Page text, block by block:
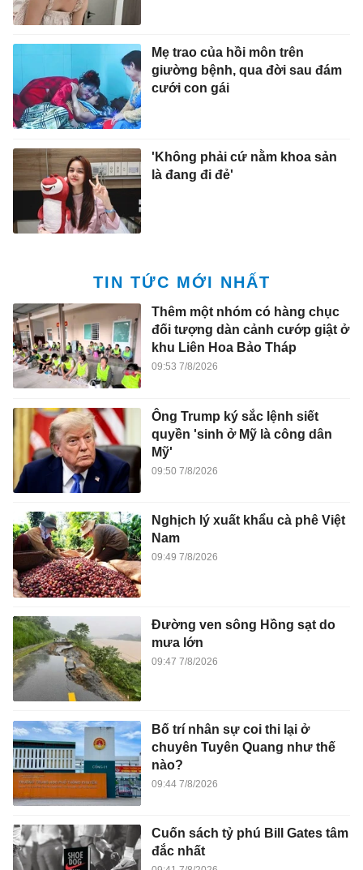
Mẹ trao của hồi môn trên
giường bệnh, qua đời sau đám
cưới con gái
'Không phải cứ nằm khoa sản
là đang đi đẻ'
TIN TỨC MỚI NHẤT
Thêm một nhóm có hàng chục
đối tượng dàn cảnh cướp giật ở
khu Liên Hoa Bảo Tháp
09:53 7/8/2026
Ông Trump ký sắc lệnh siết
quyền 'sinh ở Mỹ là công dân
Mỹ'
09:50 7/8/2026
Nghịch lý xuất khẩu cà phê Việt
Nam
09:49 7/8/2026
Đường ven sông Hồng sạt do
mưa lớn
09:47 7/8/2026
Bố trí nhân sự coi thi lại ở
chuyên Tuyên Quang như thế
nào?
09:44 7/8/2026
Cuốn sách tỷ phú Bill Gates tâm
đắc nhất